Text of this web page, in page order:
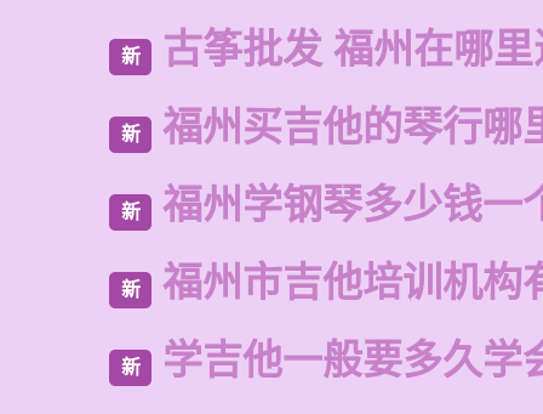
新 古筝批发 福州在哪
新 福州买吉他的琴行哪
新 福州学钢琴多少钱一
新 福州市吉他培训机构
新 学吉他一般要多久学